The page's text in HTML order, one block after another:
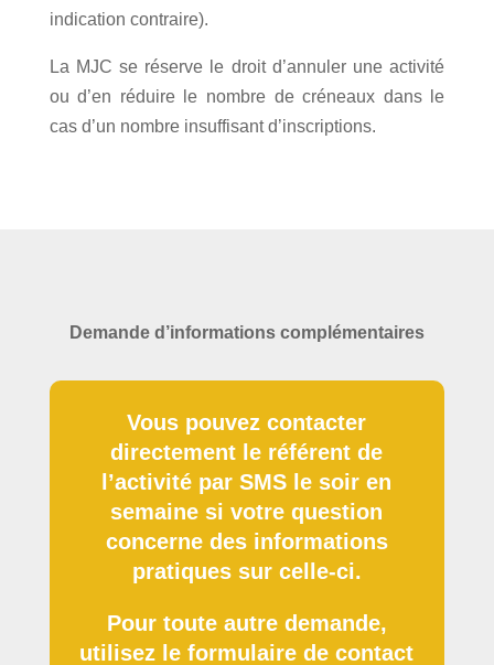
indication contraire).
La MJC se réserve le droit d’annuler une activité
ou d’en réduire le nombre de créneaux dans le
cas d’un nombre insuffisant d’inscriptions.
Demande d’informations complémentaires
Vous pouvez contacter
directement le référent de
l’activité par SMS le soir en
semaine si votre question
concerne des informations
pratiques sur celle-ci.
Pour toute autre demande,
utilisez le formulaire de contact